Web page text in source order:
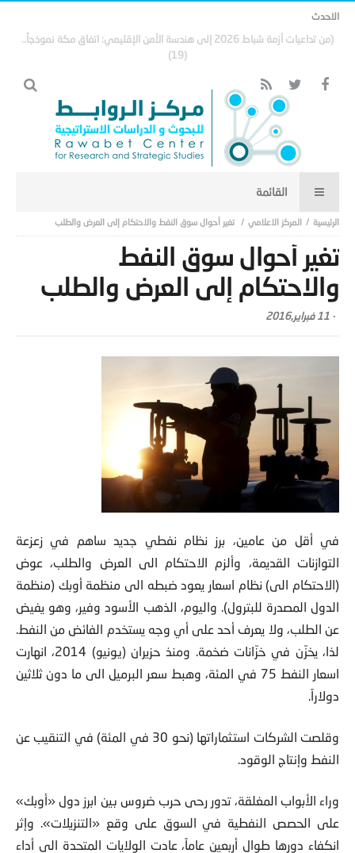
الاحدث
العراق… من اقتصاد النفط إلى اقتصاد الأرض: رؤية استراتيجية لبناء قطاع زراعي
وحيواني يقود التنمية المستدامة
المركز الاعلامي تغير أحوال سوق النفط والاحتكام إلى العرض والطلب
تغير أحوال سوق النفط
والاحتكام إلى العرض والطلب
- 11 فبراير,2016
في أقل من عامين، برز نظام نفطي جديد ساهم في زعزعة
التوازنات القديمة، وألزم الاحتكام الى العرض والطلب، عوض
(الاحتكام الى) نظام اسعار يعود ضبطه الى منظمة أوبك (منظمة
الدول المصدرة للبترول). واليوم، الذهب الأسود وفير، وهو يفيض
عن الطلب، ولا يعرف أحد على أي وجه يستخدم الفائض من النفط.
لذا، يخزّن في خزّانات ضخمة. ومنذ حزيران (يونيو) 2014، انهارت
اسعار النفط 75 في المئة، وهبط سعر البرميل الى ما دون ثلاثين
دولاراً.
وقلصت الشركات استثماراتها (نحو 30 في المئة) في التنقيب عن
النفط وإنتاج الوقود.
وراء الأبواب المغلقة، تدور رحى حرب ضروس بين ابرز دول «أوبك»
على الحصص النفطية في السوق على وقع «التنزيلات». وإثر
انكفاء دورها طوال أربعين عاماً، عادت الولايات المتحدة الى أداء